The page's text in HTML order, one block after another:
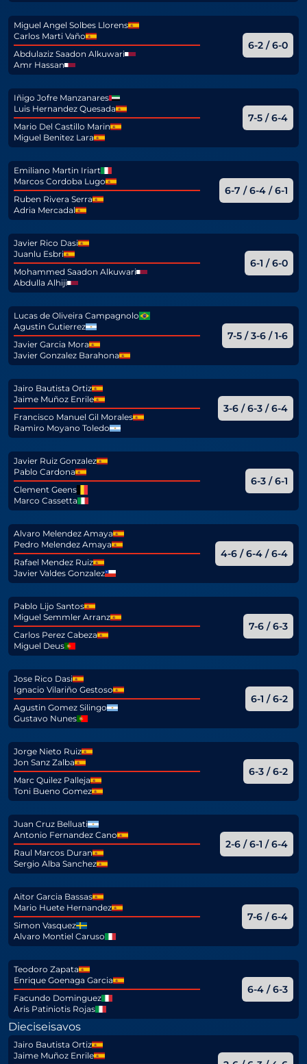
Miguel Angel Solbes Llorens
Carlos Marti Vaño
Abdulaziz Saadon Alkuwari
Amr Hassan
6-2 / 6-0
Iñigo Jofre Manzanares
Luis Hernandez Quesada
Mario Del Castillo Marin
Miguel Benitez Lara
7-5 / 6-4
Emiliano Martin Iriart
Marcos Cordoba Lugo
Ruben Rivera Serra
Adria Mercadal
6-7 / 6-4 / 6-1
Javier Rico Dasi
Juanlu Esbri
Mohammed Saadon Alkuwari
Abdulla Alhiji
6-1 / 6-0
Lucas de Oliveira Campagnolo
Agustin Gutierrez
Javier Garcia Mora
Javier Gonzalez Barahona
7-5 / 3-6 / 1-6
Jairo Bautista Ortiz
Jaime Muñoz Enrile
Francisco Manuel Gil Morales
Ramiro Moyano Toledo
3-6 / 6-3 / 6-4
Javier Ruiz Gonzalez
Pablo Cardona
Clement Geens
Marco Cassetta
6-3 / 6-1
Alvaro Melendez Amaya
Pedro Melendez Amaya
Rafael Mendez Ruiz
Javier Valdes Gonzalez
4-6 / 6-4 / 6-4
Pablo Lijo Santos
Miguel Semmler Arranz
Carlos Perez Cabeza
Miguel Deus
7-6 / 6-3
Jose Rico Dasi
Ignacio Vilariño Gestoso
Agustin Gomez Silingo
Gustavo Nunes
6-1 / 6-2
Jorge Nieto Ruiz
Jon Sanz Zalba
Marc Quilez Palleja
Toni Bueno Gomez
6-3 / 6-2
Juan Cruz Belluati
Antonio Fernandez Cano
Raul Marcos Duran
Sergio Alba Sanchez
2-6 / 6-1 / 6-4
Aitor Garcia Bassas
Mario Huete Hernandez
Simon Vasquez
Alvaro Montiel Caruso
7-6 / 6-4
Teodoro Zapata
Enrique Goenaga Garcia
Facundo Dominguez
Aris Patiniotis Rojas
6-4 / 6-3
Dieciseisavos
Jairo Bautista Ortiz
Jaime Muñoz Enrile